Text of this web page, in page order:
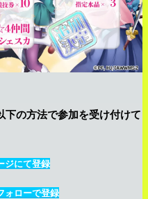
下の方法で参加を受け付けて
ジにて登録
ローで登録